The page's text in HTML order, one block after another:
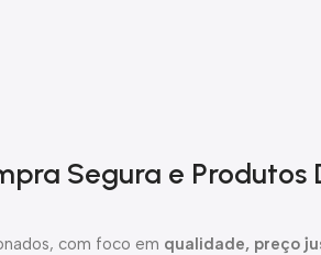
Segura e
com foco em qualidade, preço